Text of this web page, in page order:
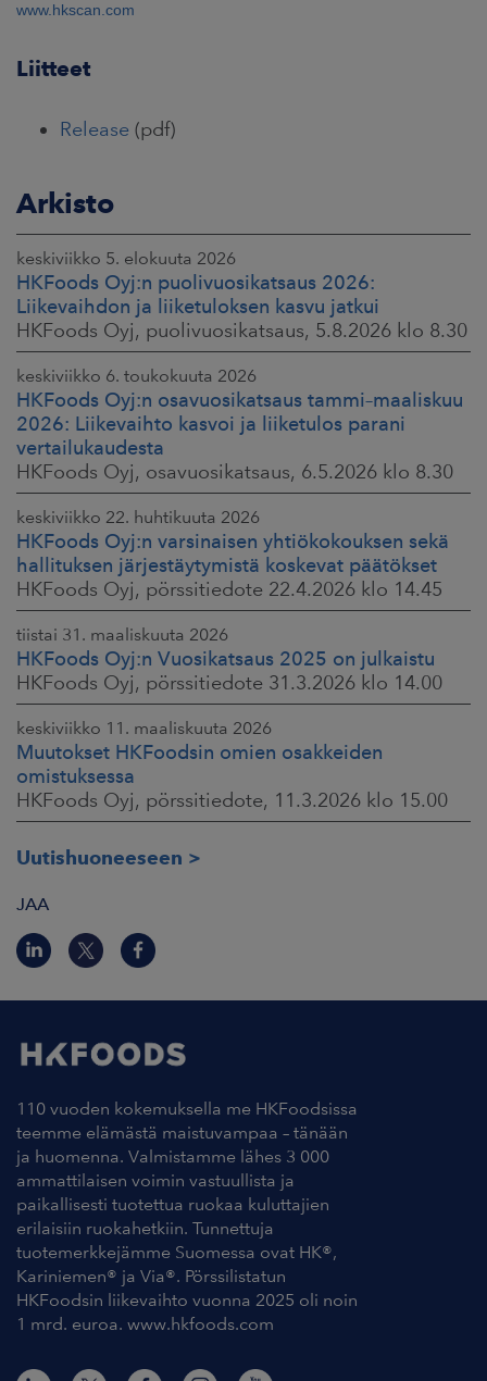
www.hkscan.com
Liitteet
Release (pdf)
Arkisto
keskiviikko 5. elokuuta 2026
HKFoods Oyj:n puolivuosikatsaus 2026:
Liikevaihdon ja liiketuloksen kasvu jatkui
HKFoods Oyj, puolivuosikatsaus, 5.8.2026 klo 8.30
keskiviikko 6. toukokuuta 2026
HKFoods Oyj:n osavuosikatsaus tammi–maaliskuu
2026: Liikevaihto kasvoi ja liiketulos parani
vertailukaudesta
HKFoods Oyj, osavuosikatsaus, 6.5.2026 klo 8.30
keskiviikko 22. huhtikuuta 2026
HKFoods Oyj:n varsinaisen yhtiökokouksen sekä
hallituksen järjestäytymistä koskevat päätökset
HKFoods Oyj, pörssitiedote 22.4.2026 klo 14.45
tiistai 31. maaliskuuta 2026
HKFoods Oyj:n Vuosikatsaus 2025 on julkaistu
HKFoods Oyj, pörssitiedote 31.3.2026 klo 14.00
keskiviikko 11. maaliskuuta 2026
Muutokset HKFoodsin omien osakkeiden
omistuksessa
HKFoods Oyj, pörssitiedote, 11.3.2026 klo 15.00
Uutishuoneeseen
JAA
110 vuoden kokemuksella me HKFoodsissa
teemme elämästä maistuvampaa – tänään
ja huomenna. Valmistamme lähes 3 000
ammattilaisen voimin vastuullista ja
paikallisesti tuotettua ruokaa kuluttajien
erilaisiin ruokahetkiin. Tunnettuja
tuotemerkkejämme Suomessa ovat HK®,
Kariniemen® ja Via®. Pörssilistatun
HKFoodsin liikevaihto vuonna 2025 oli noin
1 mrd. euroa. www.hkfoods.com